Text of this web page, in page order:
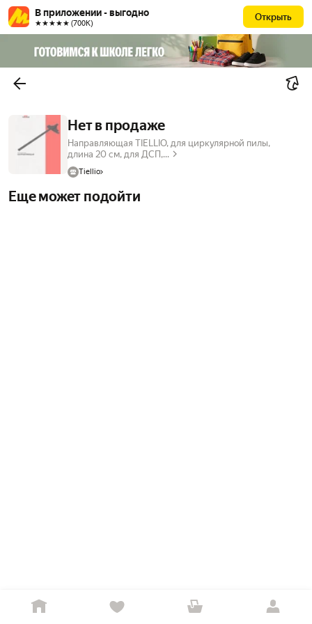
В приложении - выгодно
★★★★★ (700К)
Открыть
Нет в продаже
Направляющая TIELLIO, для циркулярной пилы,
длина 20 см, для ДСП,...
Tiellio
Еще может подойти